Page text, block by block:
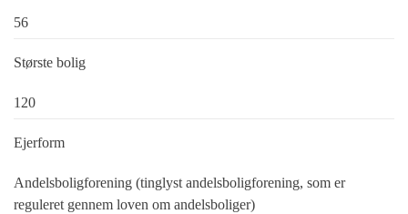
56
Største bolig
120
Ejerform
Andelsboligforening (tinglyst andelsboligforening, som er
reguleret gennem loven om andelsboliger)